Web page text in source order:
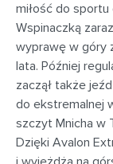
miłość do
Wspinaczką
wyprawę w góry
lata. Później
zaczął także
do ekstremalnej
szczyt Mnicha w
Dzięki Avalon